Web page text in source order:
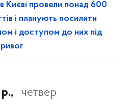
Києві провели понад 600
і планують посилити
і доступом до них під
четвер